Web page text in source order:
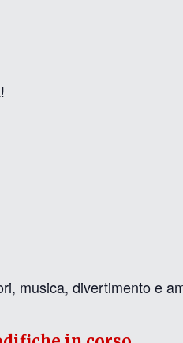
musica, divertimento e